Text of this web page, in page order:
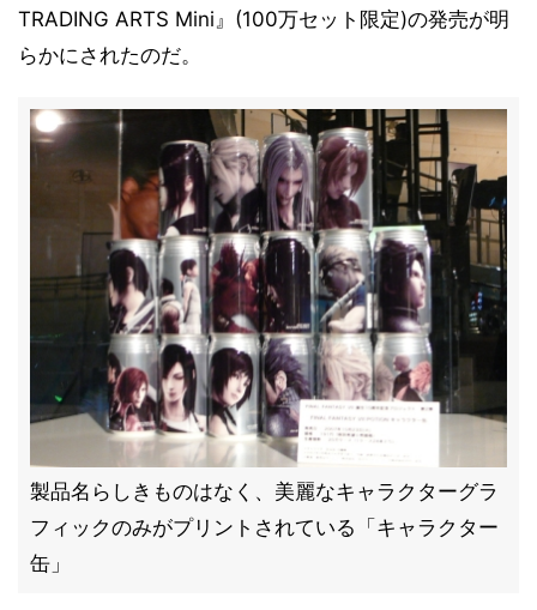
TRADING ARTS Mini』(100万セット限定)の発売が明
らかにされたのだ。
製品名らしきものはなく、美麗なキャラクターグラ
フィックのみがプリントされている「キャラクター
缶」